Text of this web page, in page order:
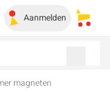
Aanmelden Mijn
magneten